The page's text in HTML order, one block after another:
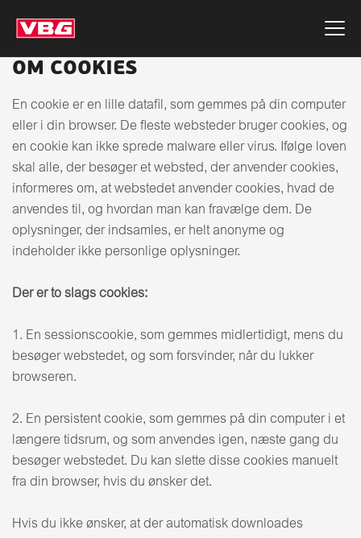
OM COOKIES
En cookie er en lille datafil, som gemmes på din computer
eller i din browser. De fleste websteder bruger cookies, og
en cookie kan ikke sprede malware eller virus. Ifølge loven
skal alle, der besøger et websted, der anvender cookies,
informeres om, at webstedet anvender cookies, hvad de
anvendes til, og hvordan man kan fravælge dem. De
oplysninger, der indsamles, er helt anonyme og
indeholder ikke personlige oplysninger.
Der er to slags cookies:
1. En sessionscookie, som gemmes midlertidigt, mens du
besøger webstedet, og som forsvinder, når du lukker
browseren.
2. En persistent cookie, som gemmes på din computer i et
længere tidsrum, og som anvendes igen, næste gang du
besøger webstedet. Du kan slette disse cookies manuelt
fra din browser, hvis du ønsker det.
Hvis du ikke ønsker, at der automatisk downloades